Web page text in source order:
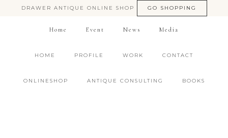
DRAWER ANTIQUE ONLINE SHOP GO SHOPPING
Home Event News Media
HOME PROFILE WORK CONTACT
ONLINESHOP ANTIQUE CONSULTING BOOKS